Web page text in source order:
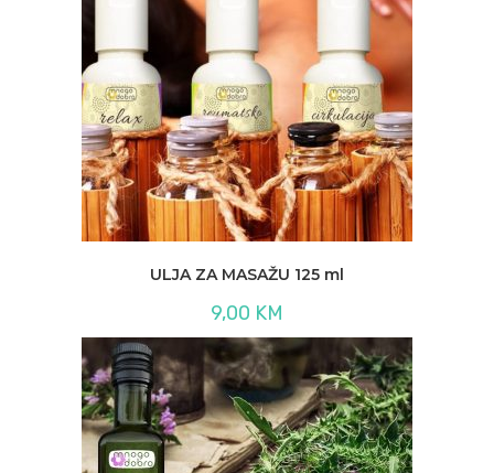
ULJA ZA MASAŽU 125 ml
9,00 KM